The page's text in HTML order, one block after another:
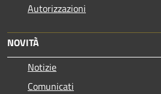
Autorizzazioni
NOVITÀ
Notizie
Comunicati